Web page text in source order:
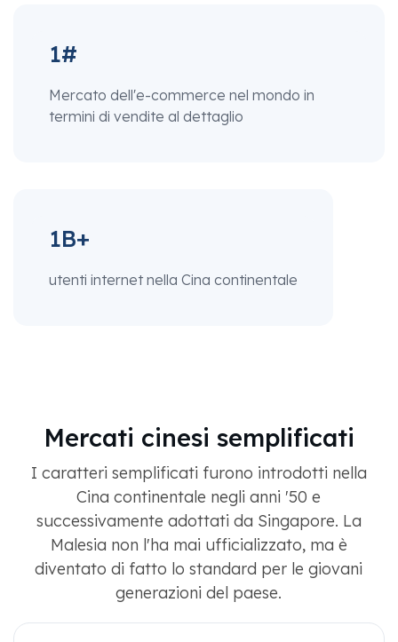
1#
Mercato dell'e-commerce nel mondo in
termini di vendite al dettaglio
1B+
utenti internet nella Cina continentale
Mercati cinesi semplificati
I caratteri semplificati furono introdotti nella
Cina continentale negli anni '50 e
successivamente adottati da Singapore. La
Malesia non l'ha mai ufficializzato, ma è
diventato di fatto lo standard per le giovani
generazioni del paese.